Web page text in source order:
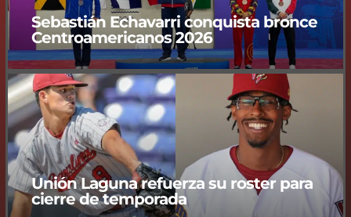
Sebastián Echavarri conquista bronce
Centroamericanos 2026
Unión Laguna refuerza su roster para
cierre de temporada